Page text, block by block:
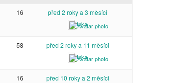
16 před 2 roky a 3 měsíci
Inka
58 před 2 roky a 11 měsíci
Inka
16 před 10 roky a 2 měsíci